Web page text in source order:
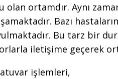
olan ortamdır. Aynı
Bazı
Bu tarz bir
iletişime geçerek
işlemleri,